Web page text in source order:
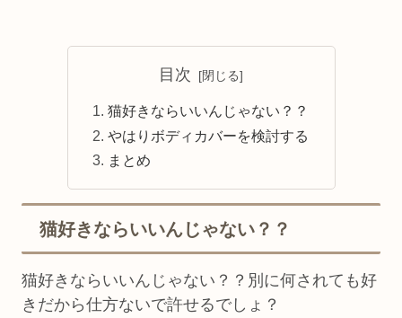
目次
猫好きならいいんじゃない？？
やはりボディカバーを検討する
まとめ
猫好きならいいんじゃない？？
猫好きならいいんじゃない？？別に何されても好
きだから仕方ないで許せるでしょ？